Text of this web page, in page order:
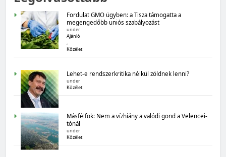
gazdasági várakozások
MAGYARORSZÁG SZÁMOKBAN
Magyarország számokban: Államadósság
Fordulat GMO ügyben: a Tisza támogatta a
megengedőbb uniós szabályozást
under
Ajánló
,
Közélet
Lehet-e rendszerkritika nélkül zöldnek lenni?
under
Közélet
Másfélfok: Nem a vízhiány a valódi gond a Velencei-
tónál
under
Közélet